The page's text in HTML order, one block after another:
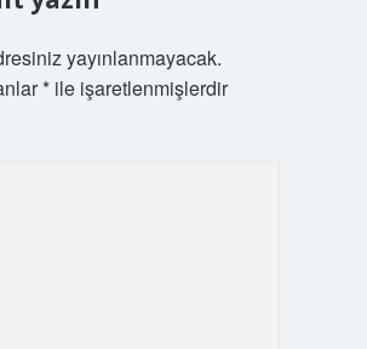
yayınlanmayacak.
*ile işaretlenmişlerdir